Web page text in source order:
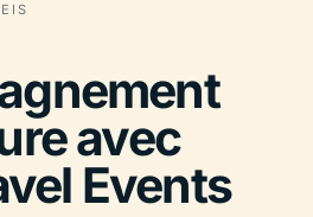
avec
Events